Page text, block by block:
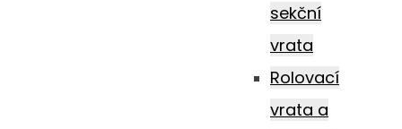
sekční
vrata
Rolovací
vrata a